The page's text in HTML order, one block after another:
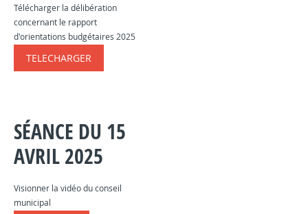
Télécharger la délibération
concernant le rapport
d'orientations budgétaires 2025
TELECHARGER
SÉANCE DU 15
AVRIL 2025
Visionner la vidéo du conseil
municipal